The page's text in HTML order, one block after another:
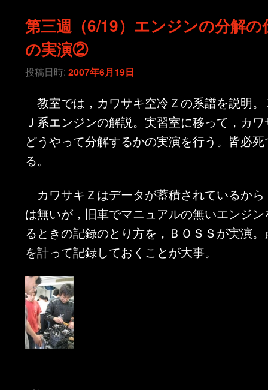
第三週（6/19）エンジンの分解の
の実演②
投稿日時:2007年6月19日
教室では，カワサキ空冷Ｚの系譜を説明
Ｊ系エンジンの解説。実習室に移って，カ
どうやって分解するかの実演を行う。皆必
る。
カワサキＺはデータが蓄積されているか
は無いが，旧車でマニュアルの無いエンジ
るときの記録のとり方を，ＢＯＳＳが実演
を計って記録しておくことが大事。